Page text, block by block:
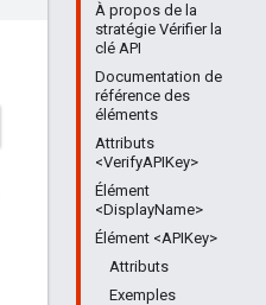
À propos de la
stratégie Vérifier la
clé API
Documentation de
référence des
éléments
Attributs
<VerifyAPIKey>
Élément
<DisplayName>
Élément <APIKey>
Attributs
Exemples